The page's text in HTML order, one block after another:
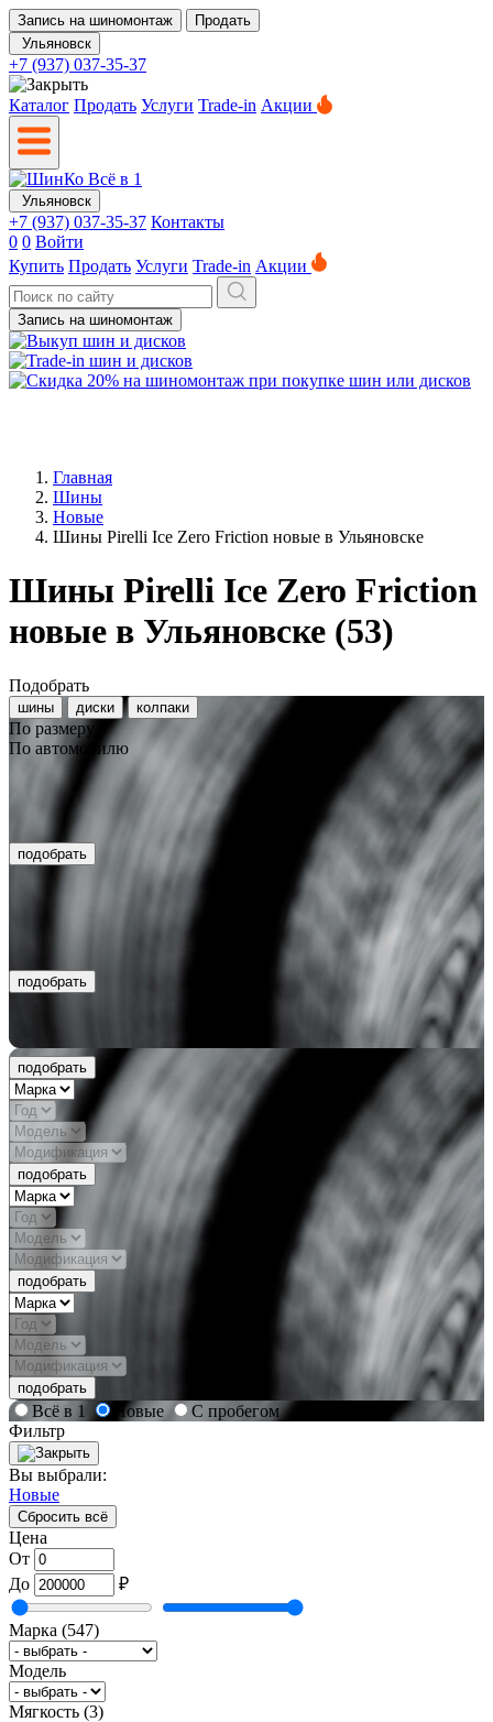
Запись на шиномонтаж
Продать
Ульяновск
+7 (937) 037-35-37
Каталог Продать Услуги Trade-in Акции
Ульяновск
+7 (937) 037-35-37 Контакты
0 0 Войти
Купить Продать Услуги Trade-in Акции
Запись на шиномонтаж
Главная
Шины
Новые
Шины Pirelli Ice Zero Friction новые в Ульяновске
Шины Pirelli Ice Zero Friction
новые в Ульяновске (53)
Подобрать
шины диски колпаки
По размеру
По автомобилю
подобрать
подобрать
подобрать
подобрать
подобрать
подобрать
Всё в 1 Новые
С пробегом
Фильтр
Вы выбрали:
Новые
Сбросить всё
Цена
От
До
₽
Марка (547)
Модель
Мягкость (3)